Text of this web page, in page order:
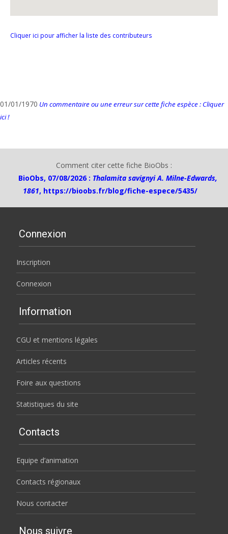
Cliquer ici pour afficher la liste des contributeurs
01/01/1970 Un commentaire ou une erreur sur cette fiche espèce : Cliquer
ici !
Comment citer cette fiche BioObs :
BioObs, 07/08/2026 : Thalamita savignyi A. Milne-Edwards,
1861, https://bioobs.fr/blog/fiche-espece/5435/
Connexion
Inscription
Connexion
Information
CGU et mentions légales
Articles récents
Foire aux questions
Statistiques du site
Contacts
Equipe d’animation
Contacts régionaux
Nous contacter
Nous suivre